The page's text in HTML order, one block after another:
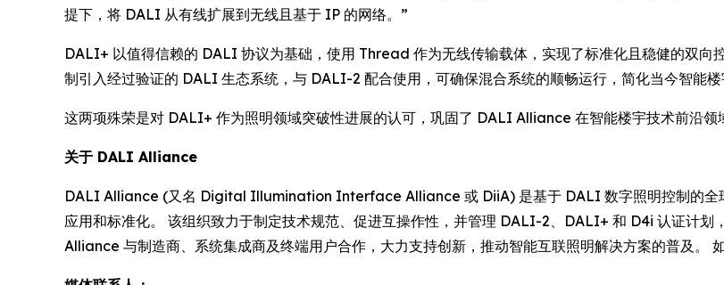
提下，将 DALI 从有线扩展到无线且基于 IP 的网络。”
DALI+ 以值得信赖的 DALI 协议为基础，使用 Thread 作为无线传输载体，实现了标准化且稳健的双
制引入经过验证的 DALI 生态系统，与 DALI-2 配合使用，可确保混合系统的顺畅运行，简化当今智能楼
这两项殊荣是对 DALI+ 作为照明领域突破性进展的认可，巩固了 DALI Alliance 在智能楼宇技术前沿领
关于 DALI Alliance
DALI Alliance (又名 Digital Illumination Interface Alliance 或 DiiA) 是基于 DALI 数字照明控制的全
应用和标准化。 该组织致力于制定技术规范、促进互操作性，并管理 DALI-2、DALI+ 和 D4i 认证计
Alliance 与制造商、系统集成商及终端用户合作，大力支持创新，推动智能互联照明解决方案的普及。